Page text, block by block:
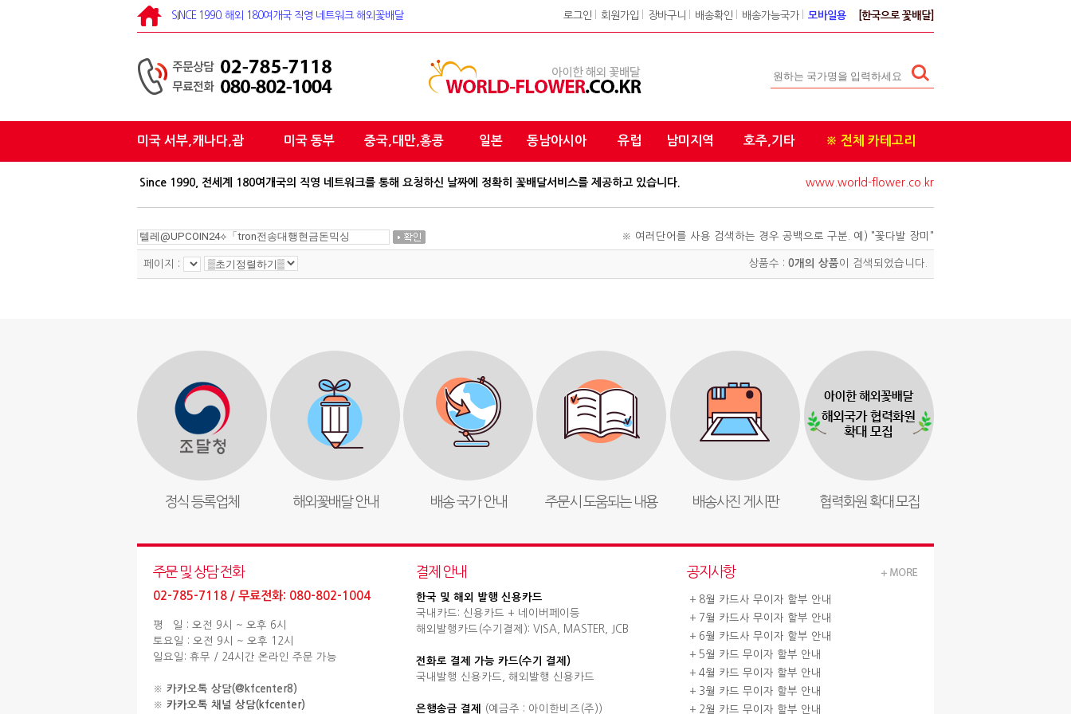
SINCE 1990. 해외 180여개국 직영 네트워크 해외꽃배달 로그인 회원가입 장바구니 배송확인 배송가능국가 모바일용 [한국으로 꽃배달]
미국 서부,캐나다,괌 미국 동부 중국,대만,홍콩 일본 동남아시아 유럽 남미지역 호주,기타 ※ 전체 카테고리
Since 1990, 전세계 180여개국의 직영 네트워크를 통해 요청하신 날짜에 정확히 꽃배달서비스를 제공하고 있습니다. www.world-flower.co.kr
※ 여러단어를 사용 검색하는 경우 공백으로 구분. 예) "꽃다발 장미"
페이지 : 상품수 : 0개의 상품이 검색되었습니다.
정식 등록업체 해외꽃배달 안내 배송 국가 안내 주문시 도움되는 내용 배송사진 게시판 협력화원 확대 모집
주문 및 상담 전화
02-785-7118 / 무료전화: 080-802-1004
평 일 : 오전 9시 ~ 오후 6시
토요일 : 오전 9시 ~ 오후 12시
일요일: 휴무 / 24시간 온라인 주문 가능
※ 카카오톡 상담(@kfcenter8)
※ 카카오톡 채널 상담(kfcenter)
결제 안내
한국 및 해외 발행 신용카드
국내카드: 신용카드 + 네이버페이등
해외발행카드(수기결제): VISA, MASTER, JCB
전화로 결제 가능 카드(수기 결제)
국내발행 신용카드, 해외발행 신용카드
은행송금 결제 (예금주 : 아이한비즈(주))
공지사항
+ 8월 카드사 무이자 할부 안내
+ 7월 카드사 무이자 할부 안내
+ 6월 카드사 무이자 할부 안내
+ 5월 카드 무이자 할부 안내
+ 4월 카드 무이자 할부 안내
+ 3월 카드 무이자 할부 안내
+ 2월 카드 무이자 할부 안내